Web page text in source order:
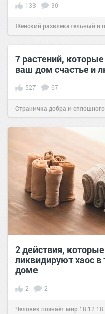
133 30
Женский развлекательный и
сайт. 21:16 31 мар 2021
7 растений,
ваш дом счастье и
527 67
Страничка добра и
позитива!12:0108 авг 2019
2 действия, которые
ликвидируют хаос в
доме
2 2
Человек познаёт мир 18:12